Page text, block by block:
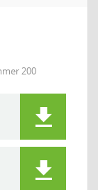
200